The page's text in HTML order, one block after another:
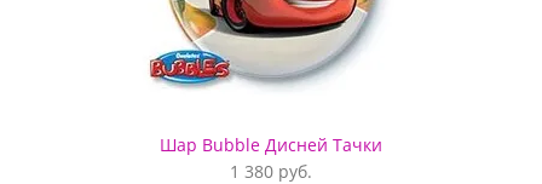
Шар Bubble Дисней Тачки
1 380 руб.